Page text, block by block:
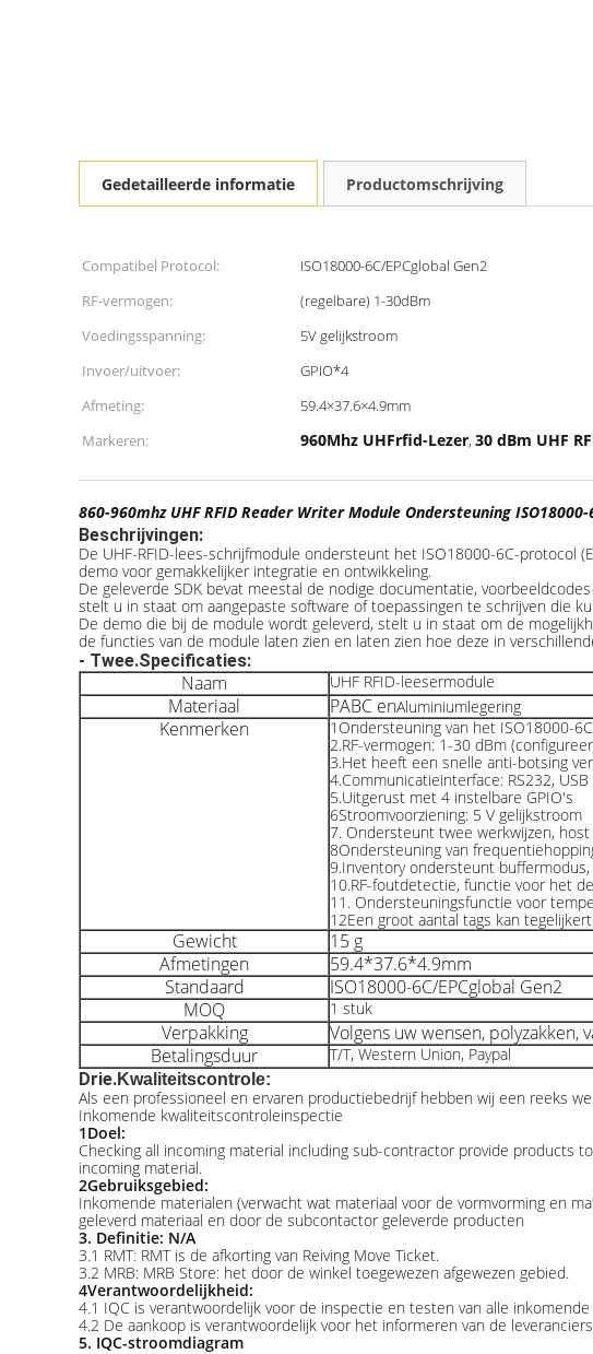
Gedetailleerde informatie Productomschrijving
Compatibel Protocol: ISO18000-6C/EPCglobal Gen2
RF-vermogen:
(regelbare) 1-30dBm
Voedingsspanning:
5V gelijkstroom
Invoer/uitvoer:
GPIO*4
Afmeting:
59.4×37.6×4.9mm
Markeren:
960Mhz UHFrfid-Lezer, 30 dBm UHF
860-960mhz UHF RFID Reader Writer Module Ondersteuning ISO18000-
Beschrijvingen:
De UHF-RFID-lees-schrijfmodule ondersteunt het ISO18000-6C-protocol
demo voor gemakkelijker integratie en ontwikkeling.
De geleverde SDK bevat meestal de nodige documentatie,
stelt u in staat om aangepaste software of toepassingen te schrijven die
De demo die bij de module wordt geleverd, stelt u in staat om de
de functies van de module laten zien en laten zien hoe deze in
- Twee.Specificaties:
Naam UHF RFID-leesermodule
Materiaal PABC enAluminiumlegering
Kenmerken
1Ondersteuning van het ISO18000-
2.RF-vermogen: 1-30 dBm
3.Het heeft een snelle anti-botsing
4.Communicatieinterface: RS232, USB
5.Uitgerust met 4 instelbare GPIO's
6Stroomvoorziening: 5 V gelijkstroom
7. Ondersteunt twee werkwijzen,
8Ondersteuning van
9.Inventory ondersteunt
10.RF-foutdetectie, functie voor het
11. Ondersteuningsfunctie voor
12Een groot aantal tags kan
Gewicht
15 g
Afmetingen
59.4*37.6*4.9mm
Standaard
ISO18000-6C/EPCglobal Gen2
MOQ
1 stuk
Verpakking
Volgens uw wensen, polyzakken,
Betalingsduur
T/T, Western Union, Paypal
Drie.Kwaliteitscontrole:
Als een professioneel en ervaren productiebedrijf hebben wij een reeks
Inkomende kwaliteitscontroleinspectie
1Doel:
Checking all incoming material including sub-contractor provide
incoming material.
2Gebruiksgebied:
Inkomende materialen (verwacht wat materiaal voor de vormvorming en
geleverd materiaal en door de subcontactor geleverde producten
3. Definitie: N/A
3.1 RMT: RMT is de afkorting van Reiving Move Ticket.
3.2 MRB: MRB Store: het door de winkel toegewezen afgewezen gebied.
4Verantwoordelijkheid:
4.1 IQC is verantwoordelijk voor de inspectie en testen van alle
4.2 De aankoop is verantwoordelijk voor het informeren van de
5. IQC-stroomdiagram